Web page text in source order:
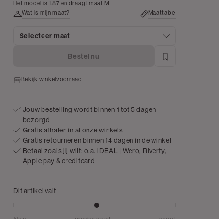
Het model is 1.87 en draagt maat M
Wat is mijn maat?
Maattabel
Selecteer maat
Bestel nu
Bekijk winkelvoorraad
Jouw bestelling wordt binnen 1 tot 5 dagen
bezorgd
Gratis afhalen in al onze winkels
Gratis retourneren binnen 14 dagen in de winkel
Betaal zoals jij wilt: o.a. iDEAL | Wero, Riverty,
Apple pay & creditcard
Dit artikel valt